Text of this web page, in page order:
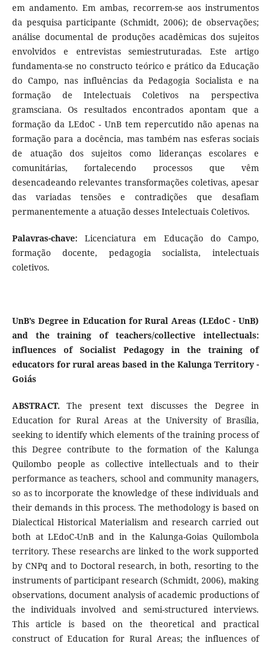
em andamento. Em ambas, recorrem-se aos instrumentos
da pesquisa participante (Schmidt, 2006); de observações;
análise documental de produções acadêmicas dos sujeitos
envolvidos e entrevistas semiestruturadas. Este artigo
fundamenta-se no constructo teórico e prático da Educação
do Campo, nas influências da Pedagogia Socialista e na
formação de Intelectuais Coletivos na perspectiva
gramsciana. Os resultados encontrados apontam que a
formação da LEdoC - UnB tem repercutido não apenas na
formação para a docência, mas também nas esferas sociais
de atuação dos sujeitos como lideranças escolares e
comunitárias, fortalecendo processos que vêm
desencadeando relevantes transformações coletivas, apesar
das variadas tensões e contradições que desafiam
permanentemente a atuação desses Intelectuais Coletivos.
Palavras-chave:Licenciatura em Educação do Campo,
formação docente, pedagogia socialista, intelectuais
coletivos.
UnB’s Degree in Education for Rural Areas (LEdoC - UnB)
and the training of teachers/collective intellectuals:
influences of Socialist Pedagogy in the training of
educators for rural areas based in the Kalunga Territory -
Goiás
ABSTRACT.The present text discusses the Degree in
Education for Rural Areas at the University of Brasília,
seeking to identify which elements of the training process of
this Degree contribute to the formation of the Kalunga
Quilombo people as collective intellectuals and to their
performance as teachers, school and community managers,
so as to incorporate the knowledge of these individuals and
their demands in this process. The methodology is based on
Dialectical Historical Materialism and research carried out
both at LEdoC-UnB and in the Kalunga-Goias Quilombola
territory. These researchs are linked to the work supported
by CNPq and to Doctoral research, in both, resorting to the
instruments of participant research (Schmidt, 2006), making
observations, document analysis of academic productions of
the individuals involved and semi-structured interviews.
This article is based on the theoretical and practical
construct of Education for Rural Areas; the influences of